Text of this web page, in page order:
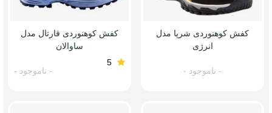
کفش کوهنوردی شرپا مدل
انرژی
- ناموجود -
کفش کوهنوردی قارتال مدل
ساوالان
5
- ناموجود -